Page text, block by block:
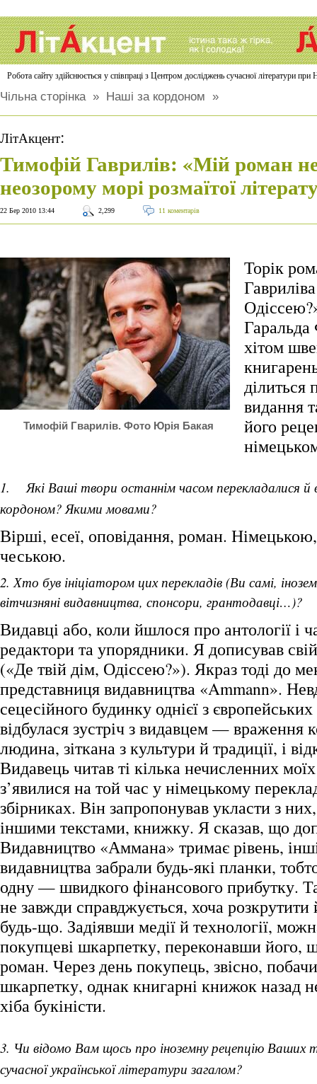
Робота сайту здійснюється у співпраці з Центром досліджень сучасної літератури
Чільна сторінка» Наші за кордоном »
ЛітАкцент:
Тимофій Гаврилів: «Мій роман
неозорому морі розмаїтої
22 Бер 2010 13:44 2,299 11 коментарів
Тимофій Гварилів. Фото Юрія Бакая
Торік
хітом
ділиться
видання
його
1. Які Ваші твори останнім часом перекладалися й
кордоном? Якими мовами?
Вірші, есеї, оповідання, роман.
чеською.
2. Хто був ініціатором цих перекладів (Ви самі,
вітчизняні видавництва, спонсори, грантодавці…)?
Видавці або, коли йшлося про антології і
редактори та упорядники. Я дописував
(«Де твій дім, Одіссею?»). Якраз тоді до
представниця видавництва «Ammann».
сецесійного будинку однієї з
відбулася зустріч з видавцем — враження
людина, зіткана з культури й традиції, і
Видавець читав ті кілька нечисленних
з’явилися на той час у німецькому
збірниках. Він запропонував укласти з
іншими текстами, книжку. Я сказав, що
Видавництво «Аммана» тримає рівень,
видавництва забрали будь-які планки,
одну — швидкого фінансового прибутку.
не завжди справджується, хоча
будь-що. Задіявши медії й технології,
покупцеві шкарпетку, переконавши його,
роман. Через день покупець, звісно,
шкарпетку, однак книгарні книжок назад
хіба букіністи.
3. Чи відомо Вам щось про іноземну рецепцію Ваших
сучасної української літератури загалом?